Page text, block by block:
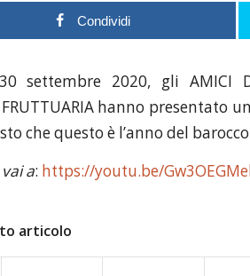
Condividi
settembre 2020, gli AMICI
FRUTTUARIA hanno presentato
che questo è l’anno del
a: https://youtu.be/
articolo